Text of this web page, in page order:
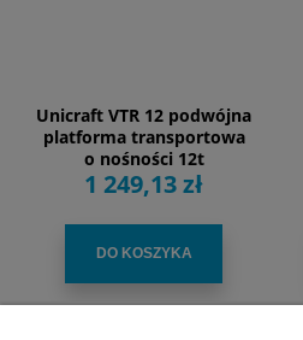
Unicraft VTR 12 podwójna
platforma transportowa
o nośności 12t
1 249,13 zł
DO KOSZYKA